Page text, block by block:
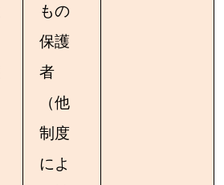
もの
保護
者
（他
制度
によ